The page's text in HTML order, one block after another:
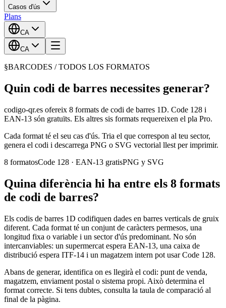
Casos d'ús
Plans
CA
CA
§BARCODES / TODOS LOS FORMATOS
Quin codi de barres necessites generar?
codigo-qr.es ofereix 8 formats de codi de barres 1D. Code 128 i
EAN-13 són gratuïts. Els altres sis formats requereixen el pla Pro.
Cada format té el seu cas d'ús. Tria el que correspon al teu sector,
genera el codi i descarrega PNG o SVG vectorial llest per imprimir.
8 formatosCode 128 · EAN-13 gratisPNG y SVG
Quina diferència hi ha entre els 8 formats
de codi de barres?
Els codis de barres 1D codifiquen dades en barres verticals de gruix
diferent. Cada format té un conjunt de caràcters permesos, una
longitud fixa o variable i un sector d'ús predominant. No són
intercanviables: un supermercat espera EAN-13, una caixa de
distribució espera ITF-14 i un magatzem intern pot usar Code 128.
Abans de generar, identifica on es llegirà el codi: punt de venda,
magatzem, enviament postal o sistema propi. Això determina el
format correcte. Si tens dubtes, consulta la taula de comparació al
final de la pàgina.